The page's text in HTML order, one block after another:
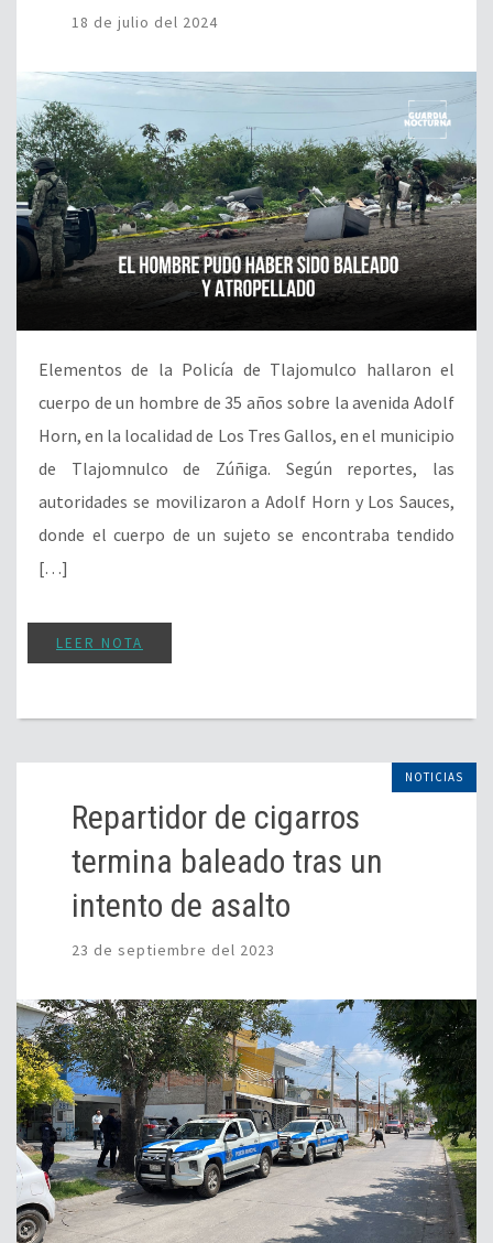
18 de julio del 2024
Elementos de la Policía de Tlajomulco hallaron el
cuerpo de un hombre de 35 años sobre la avenida Adolf
Horn, en la localidad de Los Tres Gallos, en el municipio
de Tlajomnulco de Zúñiga. Según reportes, las
autoridades se movilizaron a Adolf Horn y Los Sauces,
donde el cuerpo de un sujeto se encontraba tendido
[…]
LEER NOTA
NOTICIAS
Repartidor de cigarros
termina baleado tras un
intento de asalto
23 de septiembre del 2023